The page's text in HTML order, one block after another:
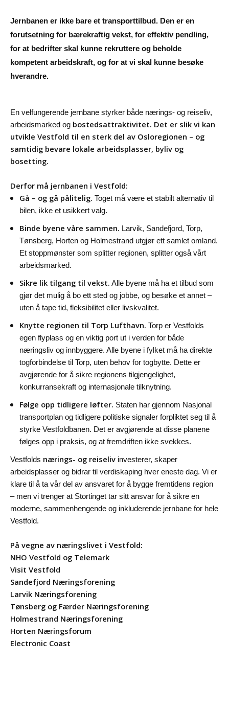
Jernbanen er ikke bare et transporttilbud. Den er en
forutsetning for bærekraftig vekst, for effektiv pendling,
for at bedrifter skal kunne rekruttere og beholde
kompetent arbeidskraft, og for at vi skal kunne besøke
hverandre.
En velfungerende jernbane styrker både nærings- og reiseliv,
arbeidsmarked og bostedsattraktivitet. Det er slik vi kan
utvikle Vestfold til en sterk del av Osloregionen – og
samtidig bevare lokale arbeidsplasser, byliv og
bosetting.
Derfor må jernbanen i Vestfold:
Gå – og gå pålitelig. Toget må være et stabilt alternativ til
bilen, ikke et usikkert valg.
Binde byene våre sammen. Larvik, Sandefjord, Torp,
Tønsberg, Horten og Holmestrand utgjør ett samlet omland.
Et stoppmønster som splitter regionen, splitter også vårt
arbeidsmarked.
Sikre lik tilgang til vekst. Alle byene må ha et tilbud som
gjør det mulig å bo ett sted og jobbe, og besøke et annet –
uten å tape tid, fleksibilitet eller livskvalitet.
Knytte regionen til Torp Lufthavn. Torp er Vestfolds
egen flyplass og en viktig port ut i verden for både
næringsliv og innbyggere. Alle byene i fylket må ha direkte
togforbindelse til Torp, uten behov for togbytte. Dette er
avgjørende for å sikre regionens tilgjengelighet,
konkurransekraft og internasjonale tilknytning.
Følge opp tidligere løfter. Staten har gjennom Nasjonal
transportplan og tidligere politiske signaler forpliktet seg til å
styrke Vestfoldbanen. Det er avgjørende at disse planene
følges opp i praksis, og at fremdriften ikke svekkes.
Vestfolds nærings- og reiseliv investerer, skaper
arbeidsplasser og bidrar til verdiskaping hver eneste dag. Vi er
klare til å ta vår del av ansvaret for å bygge fremtidens region
– men vi trenger at Stortinget tar sitt ansvar for å sikre en
moderne, sammenhengende og inkluderende jernbane for hele
Vestfold.
På vegne av næringslivet i Vestfold:
NHO Vestfold og Telemark
Visit Vestfold
Sandefjord Næringsforening
Larvik Næringsforening
Tønsberg og Færder Næringsforening
Holmestrand Næringsforening
Horten Næringsforum
Electronic Coast